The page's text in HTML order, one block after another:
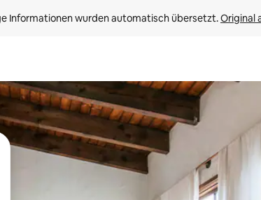
Informationen wurden automatisch übersetzt. Original